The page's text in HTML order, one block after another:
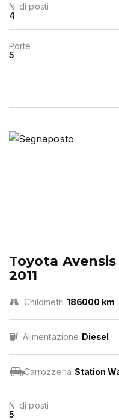
N. di posti
4
Porte
5
Toyota Avensis
2011
Chilometri 186000 km
Alimentazione Diesel
Carrozzeria Station
N. di posti
5